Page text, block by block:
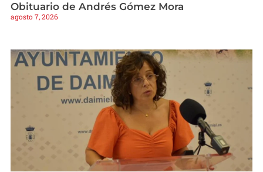
Obituario de Andrés Gómez Mora
agosto 7, 2026